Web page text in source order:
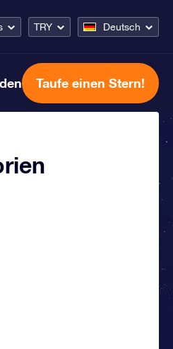
TRY Deutsch
Taufe einen Stern!